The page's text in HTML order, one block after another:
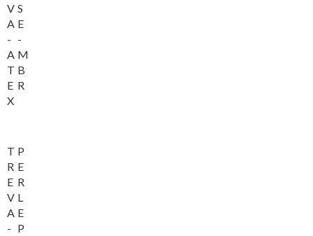
V
A
-
A
T
E
X
S
E
-
M
B
R
T
R
E
V
A
-
P
E
R
L
E
P